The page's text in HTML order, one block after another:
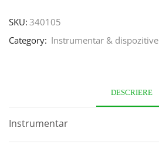
SKU: 340105
Category: Instrumentar & dispozitive
DESCRIERE
Instrumentar